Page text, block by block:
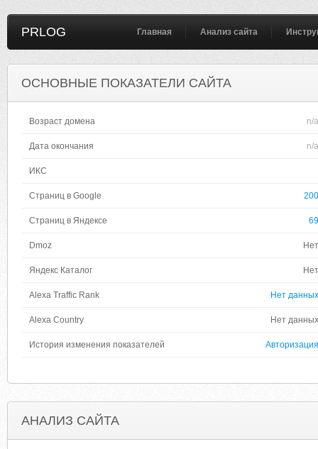
PRLOG Главная Анализ сайта
ОСНОВНЫЕ ПОКАЗАТЕЛИ САЙТА
Возраст домена n/a
Дата окончания n/a
ИКС
Страниц в Google 200
Страниц в Яндексе 69
Dmoz Нет
Яндекс Каталог Нет
Alexa Traffic Rank Нет данных
Alexa Country Нет данных
История изменения показателей Авторизация
АНАЛИЗ САЙТА